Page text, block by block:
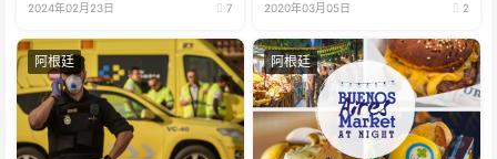
2024年02月23日 7 2020年03月05日 2
阿根廷 阿根廷